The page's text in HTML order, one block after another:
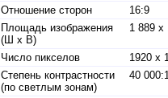
Отношение сторон
16:9
Площадь изображения
(Ш x В)
1 889
Число пикселов
1920 x
Степень контрастности
(по светлым зонам)
40